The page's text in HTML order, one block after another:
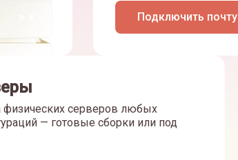
Подключить почту
физических серверов любых
— готовые сборки или под